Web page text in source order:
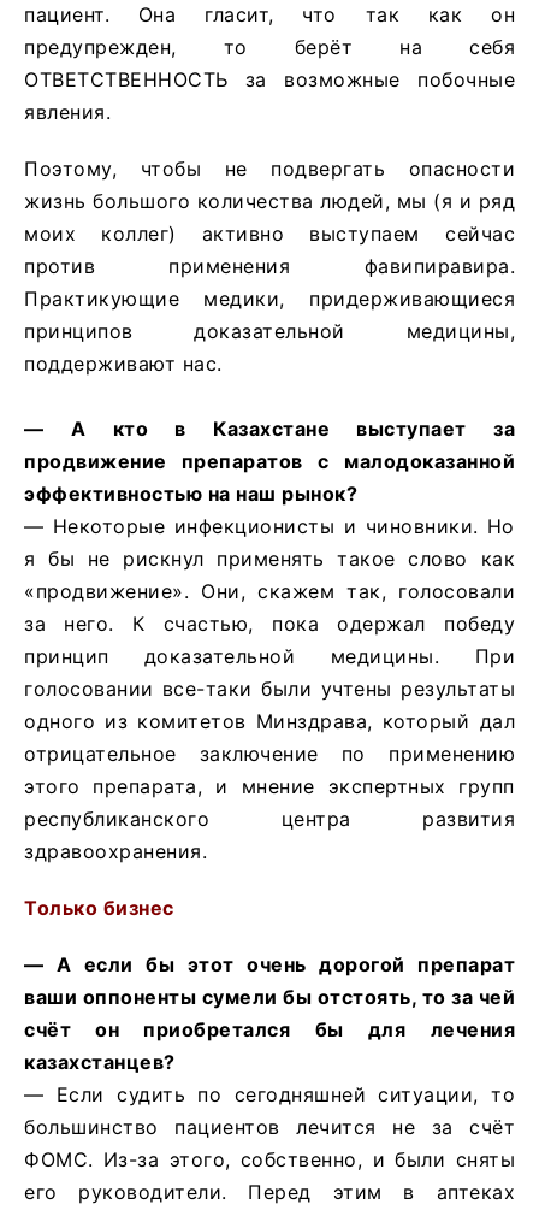
пациент. Она гласит, что так как он
предупрежден, то берёт на себя
ОТВЕТСТВЕННОСТЬ за возможные побочные
явления.
Поэтому, чтобы не подвергать опасности
жизнь большого количества людей, мы (я и ряд
моих коллег) активно выступаем сейчас
против применения фавипиравира.
Практикующие медики, придерживающиеся
принципов доказательной медицины,
поддерживают нас.
— А кто в Казахстане выступает за
продвижение препаратов с малодоказанной
эффективностью на наш рынок?
— Некоторые инфекционисты и чиновники. Но
я бы не рискнул применять такое слово как
«продвижение». Они, скажем так, голосовали
за него. К счастью, пока одержал победу
принцип доказательной медицины. При
голосовании все-таки были учтены результаты
одного из комитетов Минздрава, который дал
отрицательное заключение по применению
этого препарата, и мнение экспертных групп
республиканского центра развития
здравоохранения.
Только бизнес
— А если бы этот очень дорогой препарат
ваши оппоненты сумели бы отстоять, то за чей
счёт он приобретался бы для лечения
казахстанцев?
— Если судить по сегодняшней ситуации, то
большинство пациентов лечится не за счёт
ФОМС. Из-за этого, собственно, и были сняты
его руководители. Перед этим в аптеках